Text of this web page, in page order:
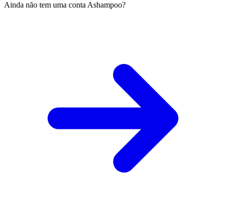
Ainda não tem uma conta Ashampoo?